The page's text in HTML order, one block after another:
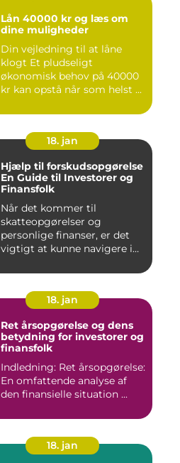
Lån 40000 kr og læs om
dine muligheder
Din vejledning til at låne
klogt Et pludseligt
økonomisk behov på 40000
kr kan opstå når som helst ...
18. jan
Hjælp til forskudsopgørelse
En Guide til Investorer og
Finansfolk
Når det kommer til
skatteopgørelser og
personlige finanser, er det
vigtigt at kunne navigere i
18. jan
Ret årsopgørelse og dens
betydning for investorer og
finansfolk
Indledning: Ret årsopgørelse:
En omfattende analyse af
den finansielle situation ...
18. jan